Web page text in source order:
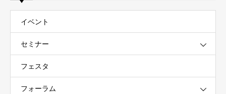
イベント
セミナー
フェスタ
フォーラム